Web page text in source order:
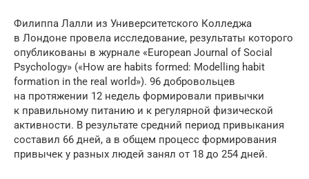
Филиппа Лалли из Университетского Колледжа
в Лондоне провела исследование, результаты которого
опубликованы в журнале «European Journal of Social
Psychology» («How are habits formed: Modelling habit
formation in the real world»). 96 добровольцев
на протяжении 12 недель формировали привычки
к правильному питанию и к регулярной физической
активности. В результате средний период привыкания
составил 66 дней, а в общем процесс формирования
привычек у разных людей занял от 18 до 254 дней.